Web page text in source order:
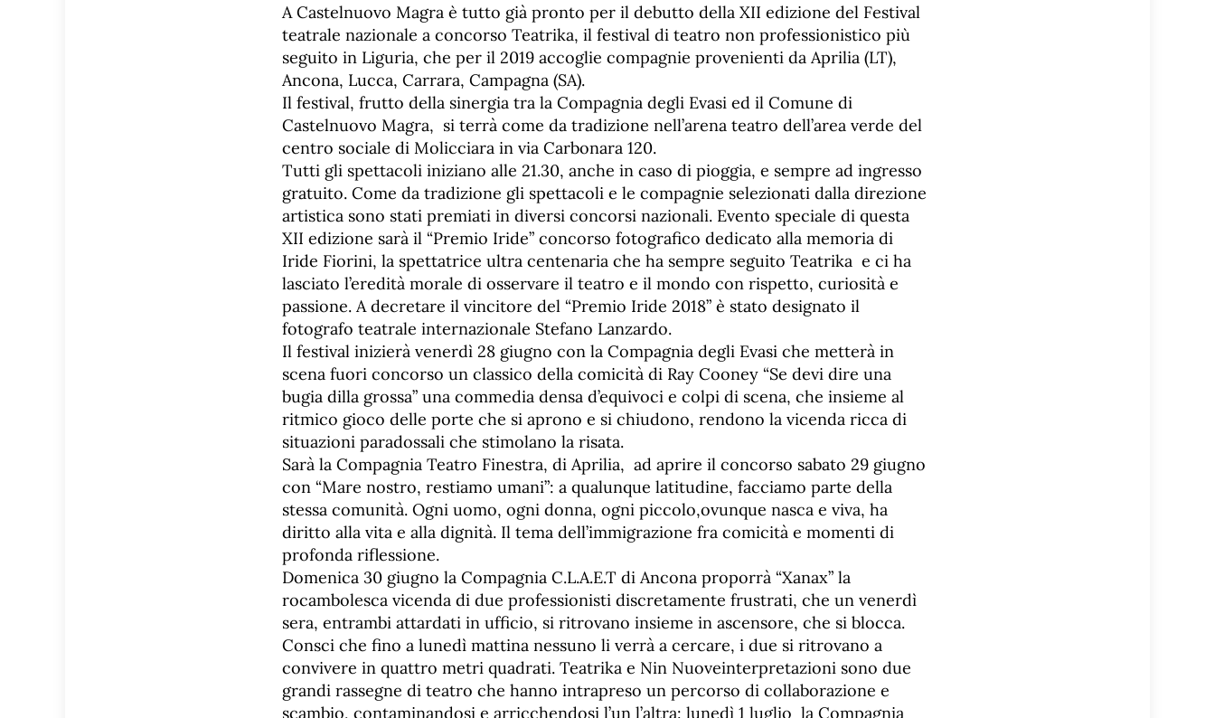
A Castelnuovo Magra è tutto già pronto per il debutto della XII edizione del Festival
teatrale nazionale a concorso Teatrika, il festival di teatro non professionistico più
seguito in Liguria, che per il 2019 accoglie compagnie provenienti da Aprilia (LT),
Ancona, Lucca, Carrara, Campagna (SA).
Il festival, frutto della sinergia tra la Compagnia degli Evasi ed il Comune di
Castelnuovo Magra, si terrà come da tradizione nell’arena teatro dell’area verde del
centro sociale di Molicciara in via Carbonara 120.
Tutti gli spettacoli iniziano alle 21.30, anche in caso di pioggia, e sempre ad ingresso
gratuito. Come da tradizione gli spettacoli e le compagnie selezionati dalla direzione
artistica sono stati premiati in diversi concorsi nazionali. Evento speciale di questa
XII edizione sarà il “Premio Iride” concorso fotografico dedicato alla memoria di
Iride Fiorini, la spettatrice ultra centenaria che ha sempre seguito Teatrika e ci ha
lasciato l’eredità morale di osservare il teatro e il mondo con rispetto, curiosità e
passione. A decretare il vincitore del “Premio Iride 2018” è stato designato il
fotografo teatrale internazionale Stefano Lanzardo.
Il festival inizierà venerdì 28 giugno con la Compagnia degli Evasi che metterà in
scena fuori concorso un classico della comicità di Ray Cooney “Se devi dire una
bugia dilla grossa” una commedia densa d’equivoci e colpi di scena, che insieme al
ritmico gioco delle porte che si aprono e si chiudono, rendono la vicenda ricca di
situazioni paradossali che stimolano la risata.
Sarà la Compagnia Teatro Finestra, di Aprilia, ad aprire il concorso sabato 29 giugno
con “Mare nostro, restiamo umani”: a qualunque latitudine, facciamo parte della
stessa comunità. Ogni uomo, ogni donna, ogni piccolo,ovunque nasca e viva, ha
diritto alla vita e alla dignità. Il tema dell’immigrazione fra comicità e momenti di
profonda riflessione.
Domenica 30 giugno la Compagnia C.L.A.E.T di Ancona proporrà “Xanax” la
rocambolesca vicenda di due professionisti discretamente frustrati, che un venerdì
sera, entrambi attardati in ufficio, si ritrovano insieme in ascensore, che si blocca.
Consci che fino a lunedì mattina nessuno li verrà a cercare, i due si ritrovano a
convivere in quattro metri quadrati. Teatrika e Nin Nuoveinterpretazioni sono due
grandi rassegne di teatro che hanno intrapreso un percorso di collaborazione e
scambio, contaminandosi e arricchendosi l’un l’altra: lunedì 1 luglio la Compagnia